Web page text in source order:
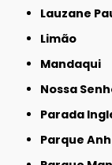
Lauzane
Limão
Mandaqui
Nossa
Parada
Parque